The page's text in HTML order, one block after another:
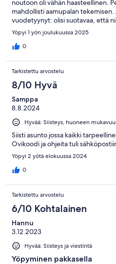
noutoon oli vähän haasteellinen.
mahdollisti aamupalan
vuodetyynyt: olisi suotavaa, että
mukaan ( kaksi per yöpyjä.)
Yöpyi 1 yön joulukuussa 2025
0
Tarkistettu arvostelu
8/10 Hyvä
Samppa
8.8.2024
Hyvää: Siisteys, huoneen
Siisti asunto jossa kaikki
Ovikoodi ja ohjeita tuli
Yöpyi 2 yötä elokuussa 2024
0
Tarkistettu arvostelu
6/10 Kohtalainen
Hannu
3.12.2023
Hyvää: Siisteys ja viestintä
Yöpyminen pakkasella